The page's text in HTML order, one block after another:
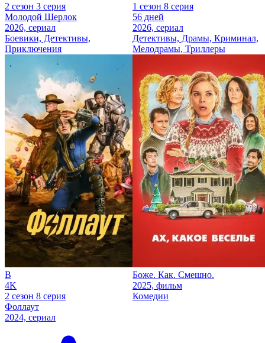
2 сезон 3 серия
Молодой Шерлок
2026, сериал
Боевики, Детективы,
Приключения
1 сезон 8 серия
56 дней
2026, сериал
Детективы, Драмы, Криминал,
Мелодрамы, Триллеры
B
4K
2 сезон 8 серия
Фоллаут
2024, сериал
Боже. Как. Смешно.
2025, фильм
Комедии